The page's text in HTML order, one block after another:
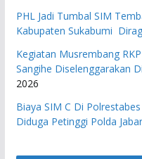
PHL Jadi Tumbal SIM
Kabupaten Sukabumi
Kegiatan Musrembang
Sangihe Diselenggarakan
2026
Biaya SIM C Di
Diduga Petinggi Polda